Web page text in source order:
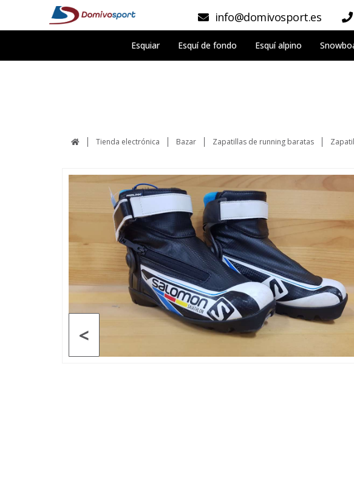
info@domivosport.es
Esquiar Esquí de fondo Esquí alpino
Tienda electrónica Bazar Zapatillas de running baratas
<